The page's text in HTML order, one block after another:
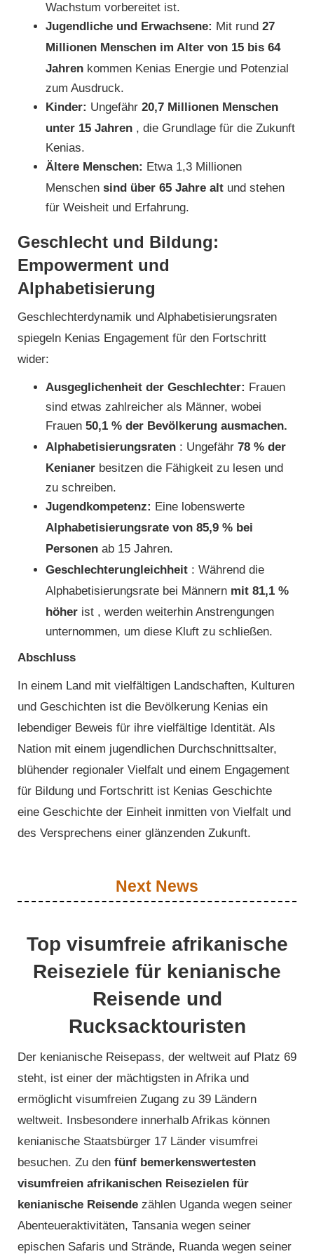
Wachstum vorbereitet ist.
Jugendliche und Erwachsene: Mit rund 27
Millionen Menschen im Alter von 15 bis 64
Jahren kommen Kenias Energie und Potenzial
zum Ausdruck.
Kinder: Ungefähr 20,7 Millionen Menschen
unter 15 Jahren , die Grundlage für die Zukunft
Kenias.
Ältere Menschen: Etwa 1,3 Millionen
Menschen sind über 65 Jahre alt und stehen
für Weisheit und Erfahrung.
Geschlecht und Bildung:
Empowerment und
Alphabetisierung
Geschlechterdynamik und Alphabetisierungsraten
spiegeln Kenias Engagement für den Fortschritt
wider:
Ausgeglichenheit der Geschlechter: Frauen
sind etwas zahlreicher als Männer, wobei
Frauen 50,1 % der Bevölkerung ausmachen.
Alphabetisierungsraten : Ungefähr 78 % der
Kenianer besitzen die Fähigkeit zu lesen und
zu schreiben.
Jugendkompetenz: Eine lobenswerte
Alphabetisierungsrate von 85,9 % bei
Personen ab 15 Jahren.
Geschlechterungleichheit : Während die
Alphabetisierungsrate bei Männern mit 81,1 %
höher ist , werden weiterhin Anstrengungen
unternommen, um diese Kluft zu schließen.
Abschluss
In einem Land mit vielfältigen Landschaften, Kulturen
und Geschichten ist die Bevölkerung Kenias ein
lebendiger Beweis für ihre vielfältige Identität. Als
Nation mit einem jugendlichen Durchschnittsalter,
blühender regionaler Vielfalt und einem Engagement
für Bildung und Fortschritt ist Kenias Geschichte
eine Geschichte der Einheit inmitten von Vielfalt und
des Versprechens einer glänzenden Zukunft.
Next News
Top visumfreie afrikanische
Reiseziele für kenianische
Reisende und
Rucksacktouristen
Der kenianische Reisepass, der weltweit auf Platz 69
steht, ist einer der mächtigsten in Afrika und
ermöglicht visumfreien Zugang zu 39 Ländern
weltweit. Insbesondere innerhalb Afrikas können
kenianische Staatsbürger 17 Länder visumfrei
besuchen. Zu den fünf bemerkenswertesten
visumfreien afrikanischen Reisezielen für
kenianische Reisende zählen Uganda wegen seiner
Abenteueraktivitäten, Tansania wegen seiner
epischen Safaris und Strände, Ruanda wegen seiner